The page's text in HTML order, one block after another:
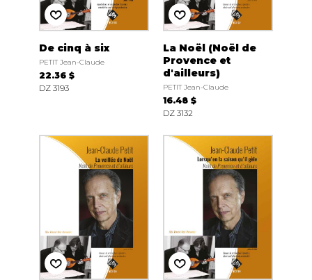
De cinq à six
PETIT Jean-Claude
22.36 $
DZ 3193
La Noël (Noël de
Provence et
d'ailleurs)
PETIT Jean-Claude
16.48 $
DZ 3132